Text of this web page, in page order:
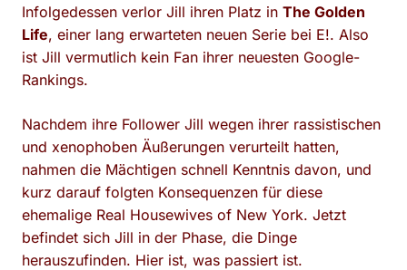
Infolgedessen verlor Jill ihren Platz in The Golden
Life, einer lang erwarteten neuen Serie bei E!. Also
ist Jill vermutlich kein Fan ihrer neuesten Google-
Rankings.
Nachdem ihre Follower Jill wegen ihrer rassistischen
und xenophoben Äußerungen verurteilt hatten,
nahmen die Mächtigen schnell Kenntnis davon, und
kurz darauf folgten Konsequenzen für diese
ehemalige Real Housewives of New York. Jetzt
befindet sich Jill in der Phase, die Dinge
herauszufinden. Hier ist, was passiert ist.